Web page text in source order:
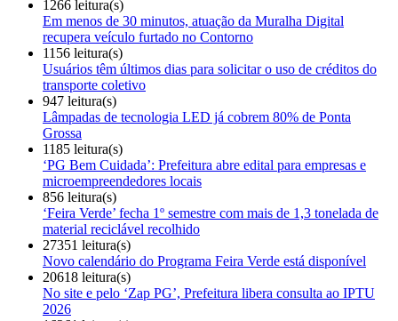
1266 leitura(s)
Em menos de 30 minutos, atuação da Muralha Digital
recupera veículo furtado no Contorno
1156 leitura(s)
Usuários têm últimos dias para solicitar o uso de créditos do
transporte coletivo
947 leitura(s)
Lâmpadas de tecnologia LED já cobrem 80% de Ponta
Grossa
1185 leitura(s)
‘PG Bem Cuidada’: Prefeitura abre edital para empresas e
microempreendedores locais
856 leitura(s)
‘Feira Verde’ fecha 1º semestre com mais de 1,3 tonelada de
material reciclável recolhido
27351 leitura(s)
Novo calendário do Programa Feira Verde está disponível
20618 leitura(s)
No site e pelo ‘Zap PG’, Prefeitura libera consulta ao IPTU
2026